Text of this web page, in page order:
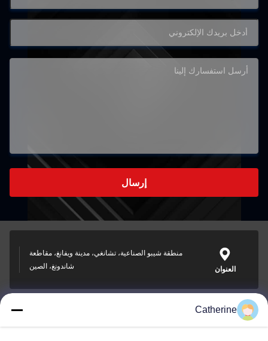
إرسال
العنوان
منطقة شيبو الصناعية، تشانغي، مدينة ويفانغ، مقاطعة
شاندونغ، الصين
padraic@huayumachine.cn
Catherine